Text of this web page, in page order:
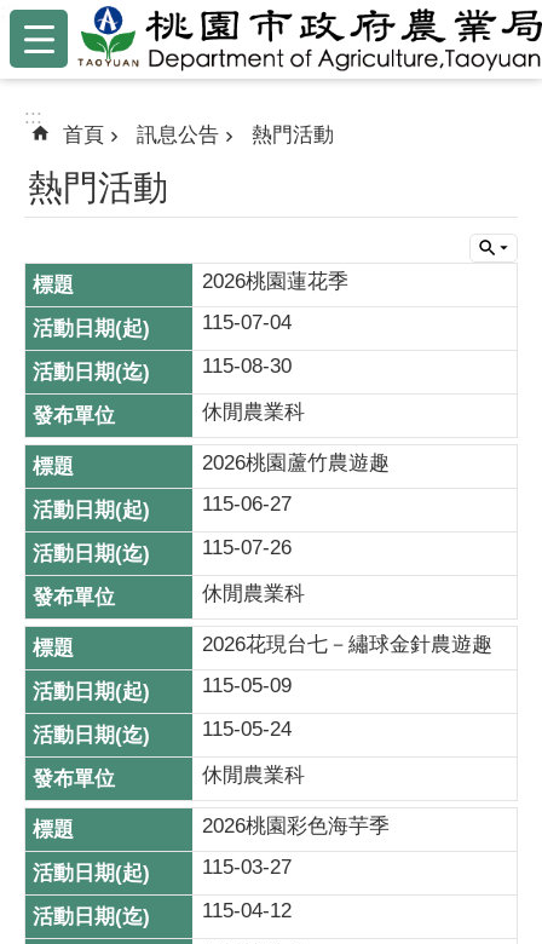
跳到主要內容區塊
:::
:::
首頁 訊息公告 熱門活動
熱門活動
2026桃園蓮花季
115-07-04
115-08-30
休閒農業科
2026桃園蘆竹農遊趣
115-06-27
115-07-26
休閒農業科
2026花現台七－繡球金針農遊趣
115-05-09
115-05-24
休閒農業科
2026桃園彩色海芋季
115-03-27
115-04-12